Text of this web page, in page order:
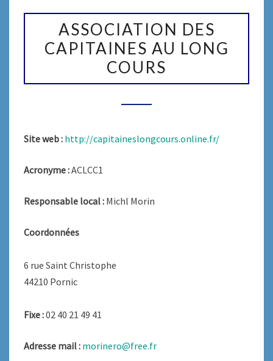
CAPITAINES
ASSOCIATION DES
CAPITAINES AU LONG
COURS
Site web : http://capitaineslongcours.online.fr/
Acronyme :ACLCC1
Responsable local : Michl Morin
Coordonnées
6 rue Saint Christophe
44210 Pornic
Fixe :02 40 21 49 41
Adresse mail : morinero@free.fr